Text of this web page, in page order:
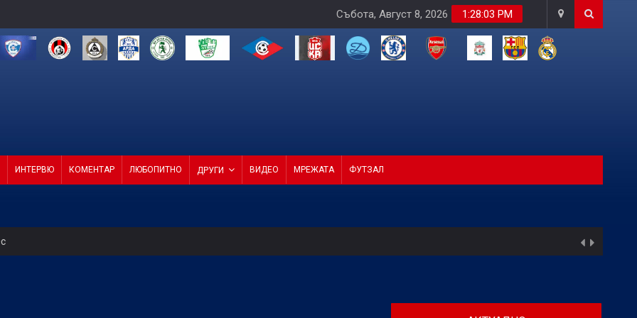
1:28:05 PM
Събота, Август 8, 2026
ИНТЕРВЮ КОМЕНТАР ЛЮБОПИТНО ДРУГИ ВИДЕО МРЕЖАТА ФУТЗАЛ